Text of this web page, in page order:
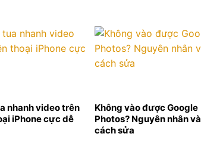
nhanh video trên
iPhone cực dễ
Không vào được Google
Photos? Nguyên nhân và
cách sửa